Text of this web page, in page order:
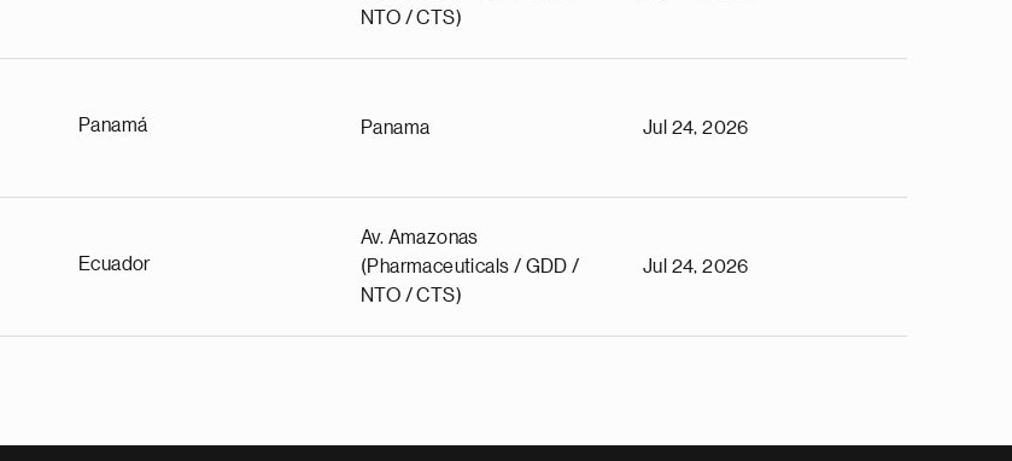
NTO / CTS)
Panamá Panama Jul 24, 2026
Ecuador
Av. Amazonas
(Pharmaceuticals / GDD /
NTO / CTS)
Jul 24, 2026